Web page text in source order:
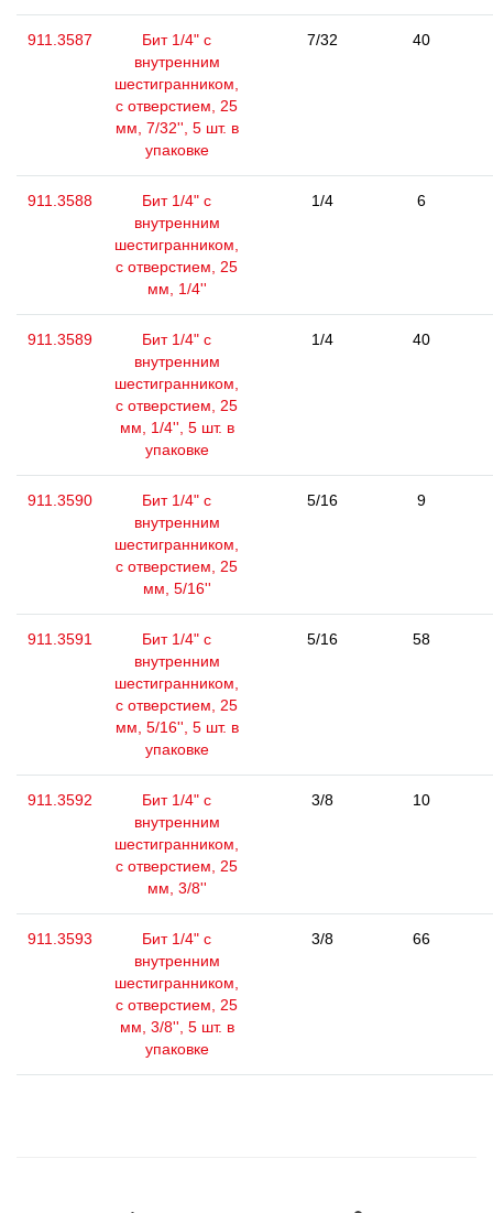
911.3587
Бит 1/4" с
внутренним
шестигранником,
с отверстием, 25
мм, 7/32'', 5 шт. в
упаковке
7/32 40
911.3588
Бит 1/4" с
внутренним
шестигранником,
с отверстием, 25
мм, 1/4''
1/4 6
911.3589
Бит 1/4" с
внутренним
шестигранником,
с отверстием, 25
мм, 1/4'', 5 шт. в
упаковке
1/4 40
911.3590
Бит 1/4" с
внутренним
шестигранником,
с отверстием, 25
мм, 5/16''
5/16 9
911.3591
Бит 1/4" с
внутренним
шестигранником,
с отверстием, 25
мм, 5/16'', 5 шт. в
упаковке
5/16 58
911.3592
Бит 1/4" с
внутренним
шестигранником,
с отверстием, 25
мм, 3/8''
3/8 10
911.3593
Бит 1/4" с
внутренним
шестигранником,
с отверстием, 25
мм, 3/8'', 5 шт. в
упаковке
3/8 66